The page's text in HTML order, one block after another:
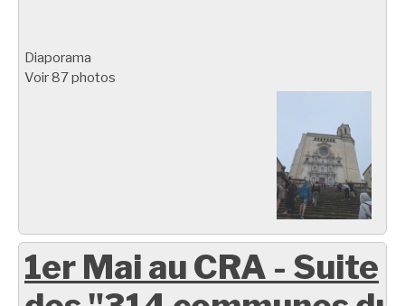
Diaporama
Voir 87 photos
1er Mai au CRA - Suite